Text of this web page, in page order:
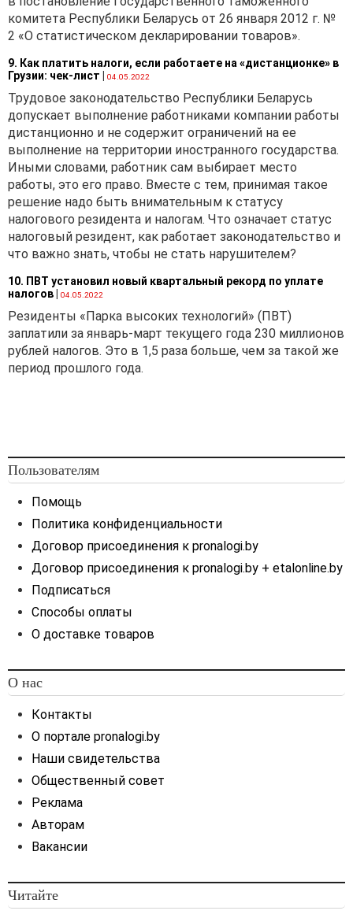
комитета Республики Беларусь от 26 января 2012 г. №
2 «О статистическом декларировании товаров».
9. Как платить налоги, если работаете на «дистанционке» в
Грузии: чек-лист
04.05.2022
Трудовое законодательство Республики Беларусь
допускает выполнение работниками компании работы
дистанционно и не содержит ограничений на ее
выполнение на территории иностранного государства.
Иными словами, работник сам выбирает место
работы, это его право. Вместе с тем, принимая такое
решение надо быть внимательным к статусу
налогового резидента и налогам. Что означает статус
налоговый резидент, как работает законодательство и
что важно знать, чтобы не стать нарушителем?
10. ПВТ установил новый квартальный рекорд по уплате
налогов
04.05.2022
Резиденты «Парка высоких технологий» (ПВТ)
заплатили за январь-март текущего года 230 миллионов
рублей налогов. Это в 1,5 раза больше, чем за такой же
период прошлого года.
Пользователям
Помощь
Политика конфиденциальности
Договор присоединения к pronalogi.by
Договор присоединения к pronalogi.by + etalonline.by
Подписаться
Способы оплаты
О доставке товаров
О нас
Контакты
О портале pronalogi.by
Наши свидетельства
Общественный совет
Реклама
Авторам
Вакансии
Читайте